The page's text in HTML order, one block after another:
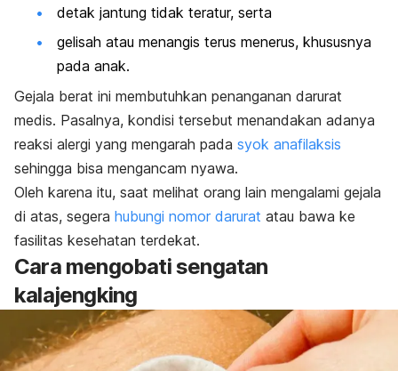
detak jantung tidak teratur, serta
gelisah atau menangis terus menerus, khususnya
pada anak.
Gejala berat ini membutuhkan penanganan darurat
medis. Pasalnya, kondisi tersebut menandakan adanya
reaksi alergi yang mengarah pada syok anafilaksis
sehingga bisa mengancam nyawa.
Oleh karena itu, saat melihat orang lain mengalami gejala
di atas, segera hubungi nomor darurat atau bawa ke
fasilitas kesehatan terdekat.
Cara mengobati sengatan
kalajengking